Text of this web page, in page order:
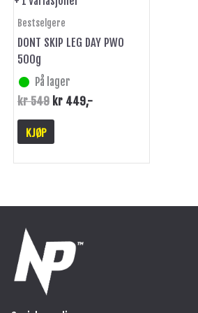
Bestselgere
DONT SKIP LEG DAY PWO
500g
På lager
kr549 kr 449,-
KJØP